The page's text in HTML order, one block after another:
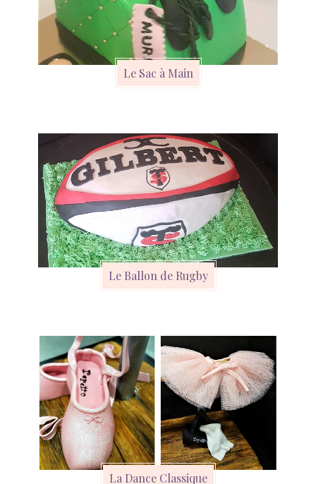
Le Sac à Main
Le Ballon de Rugby
La Dance Classique